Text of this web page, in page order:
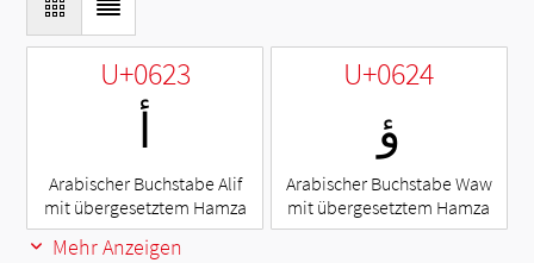
U+0623
أ
Arabischer Buchstabe Alif
mit übergesetztem Hamza
U+0624
ؤ
Arabischer Buchstabe Waw
mit übergesetztem Hamza
Mehr Anzeigen